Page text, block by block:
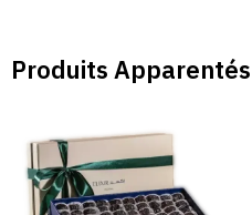
Produits Apparentés